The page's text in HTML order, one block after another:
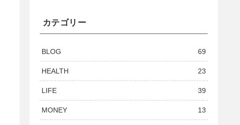
カテゴリー
BLOG 69
HEALTH 23
LIFE 39
MONEY 13